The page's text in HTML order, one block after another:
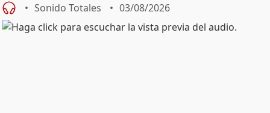
Sonido Totales 03/08/2026